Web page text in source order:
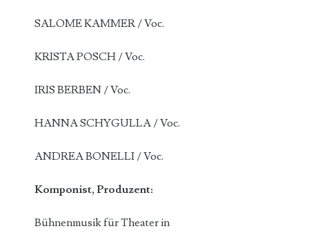
SALOME KAMMER / Voc.
KRISTA POSCH / Voc.
IRIS BERBEN / Voc.
HANNA SCHYGULLA / Voc.
ANDREA BONELLI / Voc.
Komponist, Produzent:
Bühnenmusik für Theater in